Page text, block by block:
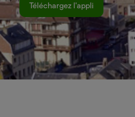
Téléchargez l'appli